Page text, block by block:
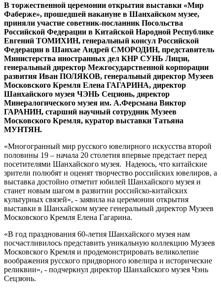
В торжественной церемонии открытия выставки «Мир
Фаберже», прошедшей накануне в Шанхайском музее,
приняли участие советник-посланник Посольства
Российской Федерации в Китайской Народной Республике
Евгений ТОМИХИН, генеральный консул Российской
Федерации в Шанхае Андрей СМОРОДИН, представитель
Министерства иностранных дел КНР СУНЬ Лицзи,
генеральный директор Межгосударственной корпорации
развития Иван ПОЛЯКОВ, генеральный директор Музеев
Московского Кремля Елена ГАГАРИНА, директор
Шанхайского музея ЧЭНЬ Сецзюнь, директор
Минералогического музея им. А.Ферсмана Виктор
ГАРАНИН, старший научный сотрудник Музеев
Московского Кремля, куратор выставки Татьяна
МУНТЯН.
«Многогранный мир русского ювелирного искусства второй
половины 19 – начала 20 столетия впервые предстает перед
посетителями Шанхайского музея. Надеюсь, что китайские
зрители полюбят и оценят творчество российских ювелиров, а
выставка достойно отметит юбилей Шанхайского музея и
станет новым шагом в развитии российско-китайских
культурных связей», - заявила на церемонии открытия
выставки в Шанхайском музее генеральный директор Музеев
Московского Кремля Елена Гагарина.
«В год празднования 60-летия Шанхайского музея нам
посчастливилось представить уникальную коллекцию Музеев
Московского Кремля и продемонстрировать великолепие
воображения русского придворного ювелира и исторические
реликвии», - подчеркнул директор Шанхайского музея Чэнь
Сецзюнь.